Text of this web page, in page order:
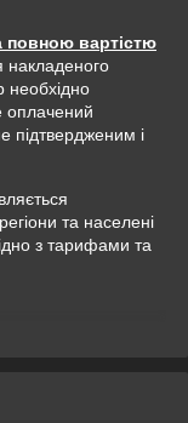
повною вартістю
накладеного
необхідно
оплачений
підтвердженим і
та населені
з тарифами та